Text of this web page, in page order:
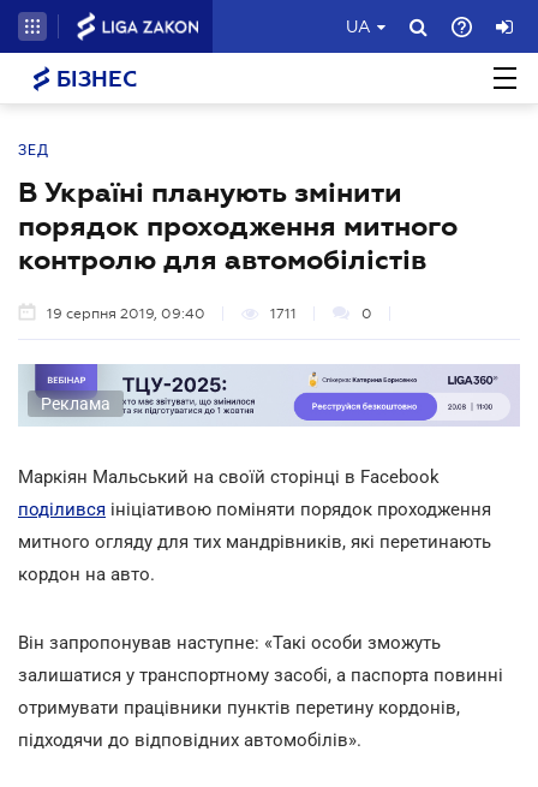
UA
БІЗНЕС
ЗЕД
В Україні планують змінити
порядок проходження митного
контролю для автомобілістів
19 серпня 2019, 09:40 1711 0
Реклама
Маркіян Мальський на своїй сторінці в Facebook
поділився ініціативою поміняти порядок проходження
митного огляду для тих мандрівників, які перетинають
кордон на авто.
Він запропонував наступне: «Такі особи зможуть
залишатися у транспортному засобі, а паспорта повинні
отримувати працівники пунктів перетину кордонів,
підходячи до відповідних автомобілів».